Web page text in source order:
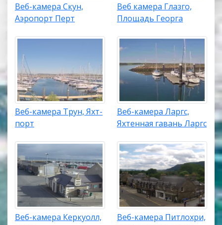
Веб-камера Скун,
Аэропорт Перт
Веб камера Глазго,
Площадь Георга
Веб-камера Трун, Яхт-
порт
Веб-камера Ларгс,
Яхтенная гавань Ларгс
Веб-камера Керкуолл,
Веб-камера Питлохри,